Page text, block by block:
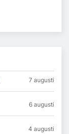
7 augusti
6 augusti
4 augusti